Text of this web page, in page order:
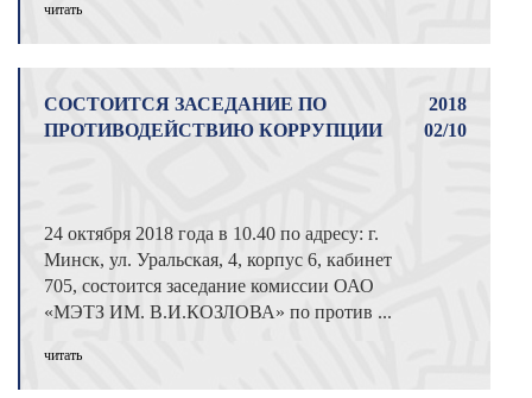
читать
СОСТОИТСЯ ЗАСЕДАНИЕ ПО
ПРОТИВОДЕЙСТВИЮ КОРРУПЦИИ
2018
02/10
24 октября 2018 года в 10.40 по адресу: г.
Минск, ул. Уральская, 4, корпус 6, кабинет
705, состоится заседание комиссии ОАО
«МЭТЗ ИМ. В.И.КОЗЛОВА» по против ...
читать